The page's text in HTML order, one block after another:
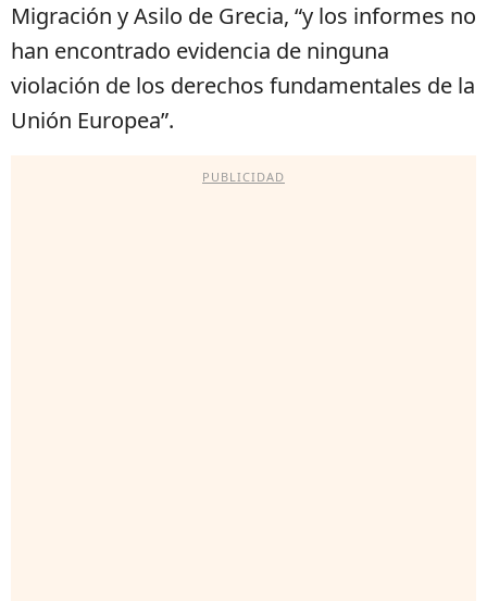
Migración y Asilo de Grecia, “y los informes no
han encontrado evidencia de ninguna
violación de los derechos fundamentales de la
Unión Europea”.
PUBLICIDAD